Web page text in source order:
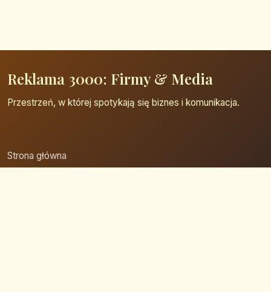
Reklama 3000: Firmy & Media
Przestrzeń, w której spotykają się biznes i komunikacja.
Strona główna